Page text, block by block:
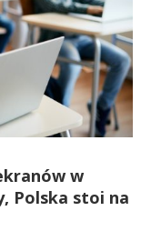
w
Polska stoi na